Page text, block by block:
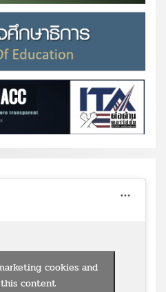
cookies and
content